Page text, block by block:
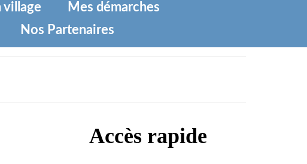
village
Mes démarches
Nos Partenaires
Accès rapide